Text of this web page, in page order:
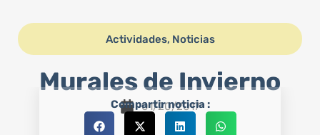
Actividades, Noticias
Murales de Invierno
01/20/2017
Compartir noticia :